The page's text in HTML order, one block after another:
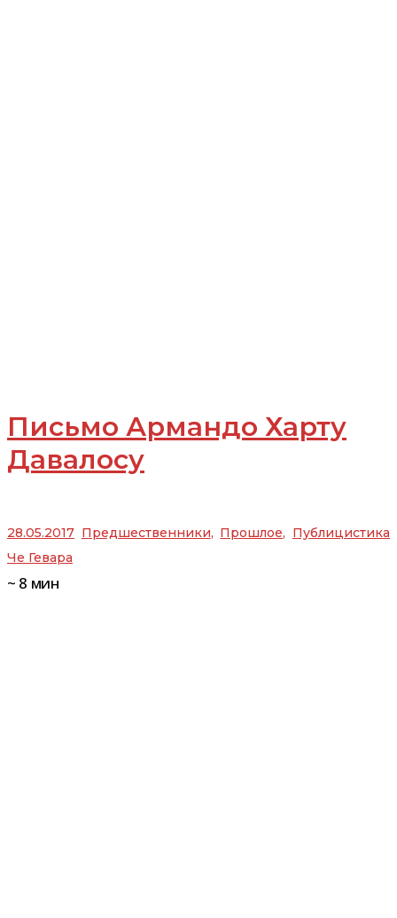
Письмо Армандо Харту
Давалосу
28.05.2017 Предшественники, Прошлое, Публицистика
Че Гевара
~ 8 мин